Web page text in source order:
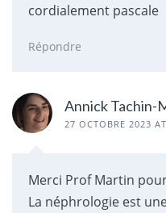
cordialement pascale
Répondre
Annick Tachin-
27 OCTOBRE 2023
Merci Prof Martin
La néphrologie est